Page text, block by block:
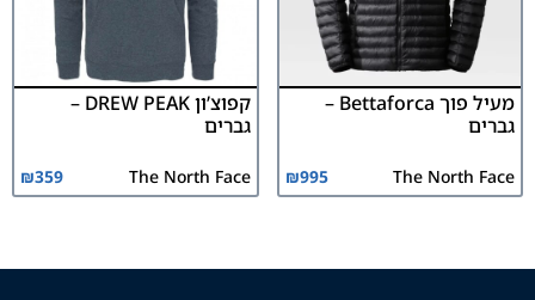
מעיל פוך Bettaforca –
גברים
The North Face
₪995
קפוצ’ון DREW PEAK –
גברים
The North Face
₪359